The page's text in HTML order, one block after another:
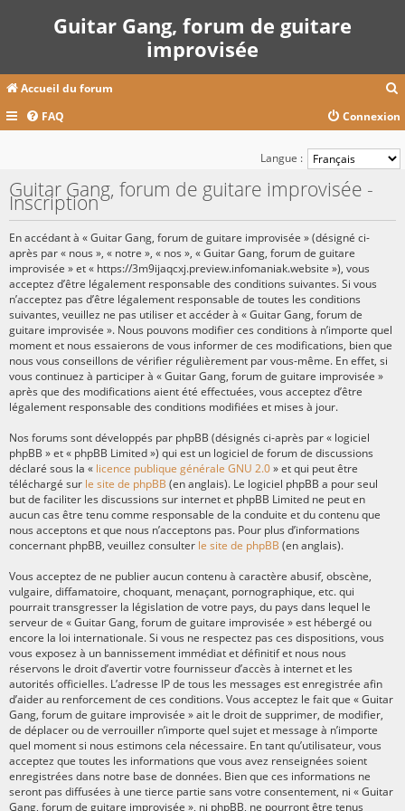
Guitar Gang, forum de guitare
improvisée
Accueil du forum
c
FAQ Connexion
Langue :
Guitar Gang, forum de guitare improvisée -
Inscription
En accédant à « Guitar Gang, forum de guitare improvisée » (désigné ci-
après par « nous », « notre », « nos », « Guitar Gang, forum de guitare
improvisée » et « https://3m9ijaqcxj.preview.infomaniak.website »), vous
acceptez d’être légalement responsable des conditions suivantes. Si vous
n’acceptez pas d’être légalement responsable de toutes les conditions
suivantes, veuillez ne pas utiliser et accéder à « Guitar Gang, forum de
guitare improvisée ». Nous pouvons modifier ces conditions à n’importe quel
moment et nous essaierons de vous informer de ces modifications, bien que
nous vous conseillons de vérifier régulièrement par vous-même. En effet, si
vous continuez à participer à « Guitar Gang, forum de guitare improvisée »
après que des modifications aient été effectuées, vous acceptez d’être
légalement responsable des conditions modifiées et mises à jour.
Nos forums sont développés par phpBB (désignés ci-après par « logiciel
phpBB » et « phpBB Limited ») qui est un logiciel de forum de discussions
déclaré sous la « licence publique générale GNU 2.0» et qui peut être
téléchargé sur le site de phpBB (en anglais). Le logiciel phpBB a pour seul
but de faciliter les discussions sur internet et phpBB Limited ne peut en
aucun cas être tenu comme responsable de la conduite et du contenu que
nous acceptons et que nous n’acceptons pas. Pour plus d’informations
concernant phpBB, veuillez consulter le site de phpBB (en anglais).
Vous acceptez de ne publier aucun contenu à caractère abusif, obscène,
vulgaire, diffamatoire, choquant, menaçant, pornographique, etc. qui
pourrait transgresser la législation de votre pays, du pays dans lequel le
serveur de « Guitar Gang, forum de guitare improvisée » est hébergé ou
encore la loi internationale. Si vous ne respectez pas ces dispositions, vous
vous exposez à un bannissement immédiat et définitif et nous nous
réservons le droit d’avertir votre fournisseur d’accès à internet et les
autorités officielles. L’adresse IP de tous les messages est enregistrée afin
d’aider au renforcement de ces conditions. Vous acceptez le fait que « Guitar
Gang, forum de guitare improvisée » ait le droit de supprimer, de modifier,
de déplacer ou de verrouiller n’importe quel sujet et message à n’importe
quel moment si nous estimons cela nécessaire. En tant qu’utilisateur, vous
acceptez que toutes les informations que vous avez renseignées soient
enregistrées dans notre base de données. Bien que ces informations ne
seront pas diffusées à une tierce partie sans votre consentement, ni « Guitar
Gang, forum de guitare improvisée », ni phpBB, ne pourront être tenus